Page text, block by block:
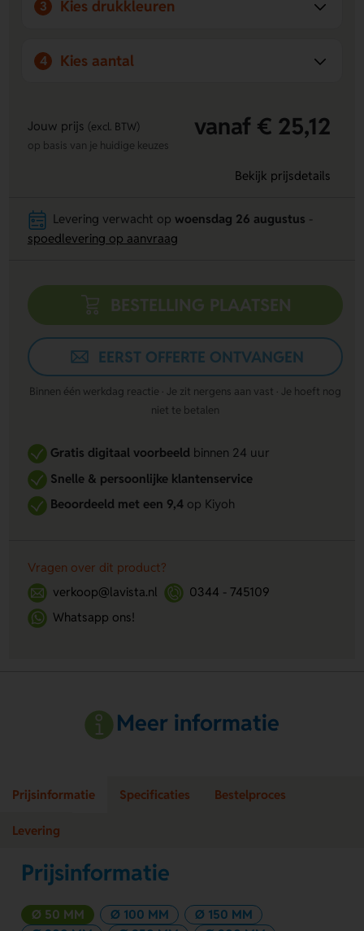
3 Kies drukkleuren
4 Kies aantal
Jouw prijs (excl. BTW) vanaf € 25,12
op basis van je huidige keuzes
Bekijk prijsdetails
Levering verwacht op woensdag 26 augustus
spoedlevering op aanvraag
BESTELLING PLAATSEN
EERST OFFERTE ONTVANGEN
Binnen één werkdag reactie · Je zit nergens aan vast · Je hoeft nog
niet te betalen
Gratis digitaal voorbeeldbinnen 24 uur
Snelle & persoonlijke klantenservice
Beoordeeld met een 9,4op Kiyoh
Vragen over dit product?
verkoop@lavista.nl
0344 - 745109
Whatsapp ons!
Meer informatie
Prijsinformatie Specificaties Bestelproces
Levering
Prijsinformatie
Ø 50 MM Ø 100 MM
Ø 150 MM